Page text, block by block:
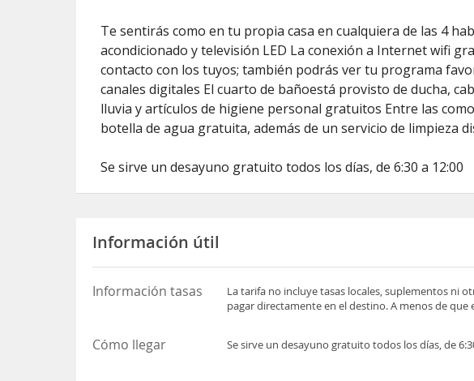
Te sentirás como en tu propia casa en cualquiera de las 4
acondicionado y televisión LED La conexión a Internet wifi
contacto con los tuyos; también podrás ver tu programa
canales digitales El cuarto de bañoestá provisto de ducha,
lluvia y artículos de higiene personal gratuitos Entre las
botella de agua gratuita, además de un servicio de limpieza
Se sirve un desayuno gratuito todos los días, de 6:30 a 12:00
Información útil
Información tasas
La tarifa no incluye tasas locales, suplementos ni
pagar directamente en el destino. A menos de
Cómo llegar Se sirve un desayuno gratuito todos los días, de